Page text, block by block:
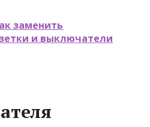
заменить
и выключатели